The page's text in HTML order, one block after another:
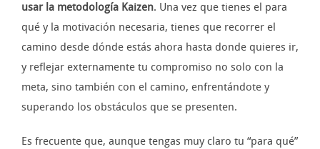
usar la metodología Kaizen. Una vez que tienes el para
qué y la motivación necesaria, tienes que recorrer el
camino desde dónde estás ahora hasta donde quieres ir,
y reflejar externamente tu compromiso no solo con la
meta, sino también con el camino, enfrentándote y
superando los obstáculos que se presenten.
Es frecuente que, aunque tengas muy claro tu “para qué”